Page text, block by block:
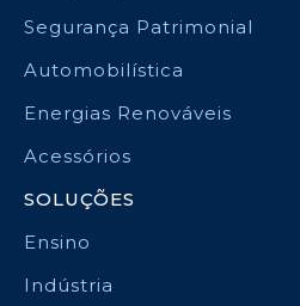
Segurança Patrimonial
Automobilística
Energias Renováveis
Acessórios
SOLUÇÕES
Ensino
Indústria